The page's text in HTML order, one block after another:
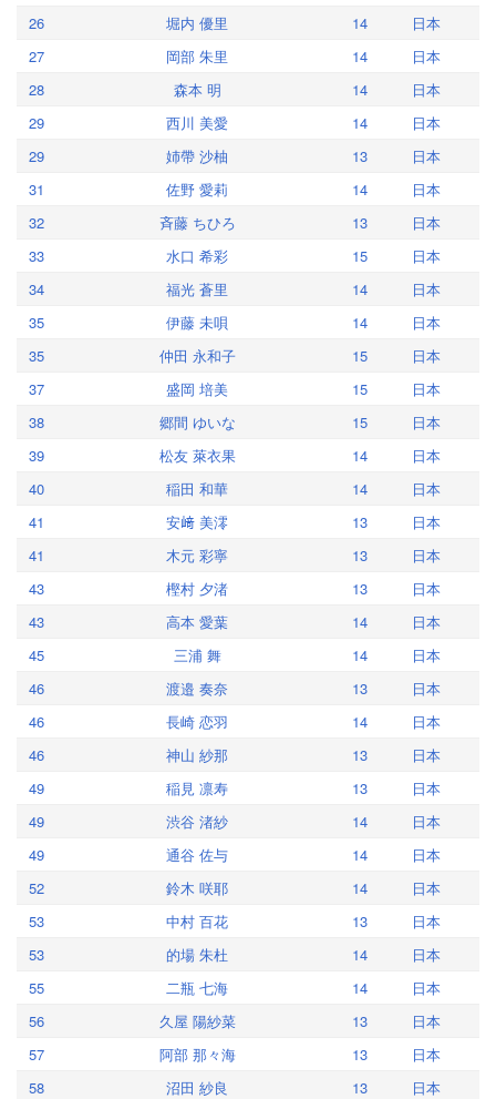
26
堀内 優里 14
日本
27
岡部 朱里 14
日本
28
森本 明 14
日本
29
西川 美愛 14
日本
29
姉帶 沙柚 13
日本
31
佐野 愛莉 14
日本
32
斉藤 ちひろ 13
日本
33
水口 希彩 15
日本
34
福光 蒼里 14
日本
35
伊藤 未唄 14
日本
35
仲田 永和子 15
日本
37
盛岡 培美 15
日本
38
郷間 ゆいな 15
日本
39
松友 萊衣果 14
日本
40
稲田 和華 14
日本
41
安﨑 美澪 13
日本
41
木元 彩寧 13
日本
43
樫村 夕渚 13
日本
43
高本 愛葉 14
日本
45
三浦 舞 14
日本
46
渡邉 奏奈 13
日本
46
長崎 恋羽 14
日本
46
神山 紗那 13
日本
49
稲見 凛寿 13
日本
49
渋谷 渚紗 14
日本
49
通谷 佐与 14
日本
52
鈴木 咲耶 14
日本
53
中村 百花 13
日本
53
的場 朱杜 14
日本
55
二瓶 七海 14
日本
56
久屋 陽紗菜 13
日本
57
阿部 那々海 13
日本
58
沼田 紗良 13
日本